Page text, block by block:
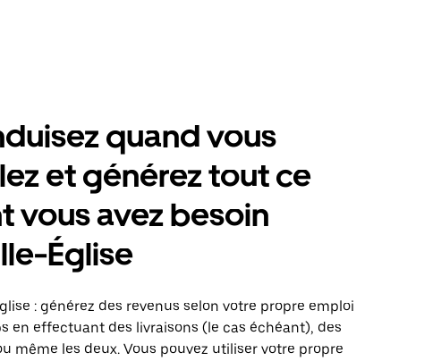
quand vous
et générez tout ce
vous avez besoin
Église
: générez des revenus selon votre propre emploi
en effectuant des livraisons (le cas échéant), des
même les deux. Vous pouvez utiliser votre propre